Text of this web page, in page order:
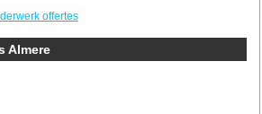
offertes
Almere